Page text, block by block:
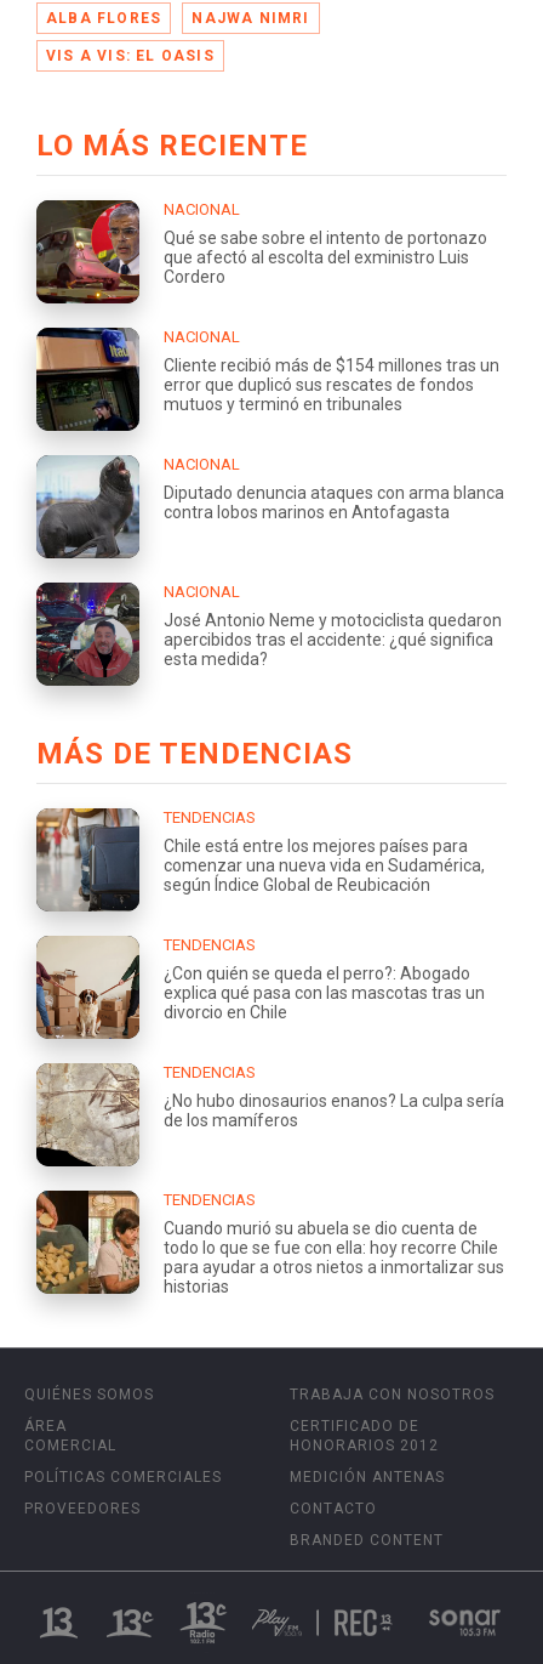
ALBA FLORES NAJWA NIMRI
VIS A VIS: EL OASIS
LO MÁS RECIENTE
NACIONAL
Qué se sabe sobre el intento de portonazo
que afectó al escolta del exministro Luis
Cordero
NACIONAL
Cliente recibió más de $154 millones tras un
error que duplicó sus rescates de fondos
mutuos y terminó en tribunales
NACIONAL
Diputado denuncia ataques con arma blanca
contra lobos marinos en Antofagasta
NACIONAL
José Antonio Neme y motociclista quedaron
apercibidos tras el accidente: ¿qué significa
esta medida?
MÁS DE TENDENCIAS
TENDENCIAS
Chile está entre los mejores países para
comenzar una nueva vida en Sudamérica,
según Índice Global de Reubicación
TENDENCIAS
¿Con quién se queda el perro?: Abogado
explica qué pasa con las mascotas tras un
divorcio en Chile
TENDENCIAS
¿No hubo dinosaurios enanos? La culpa sería
de los mamíferos
TENDENCIAS
Cuando murió su abuela se dio cuenta de
todo lo que se fue con ella: hoy recorre Chile
para ayudar a otros nietos a inmortalizar sus
historias
QUIÉNES SOMOS
ÁREA
COMERCIAL
POLÍTICAS COMERCIALES
PROVEEDORES
TRABAJA CON NOSOTROS
CERTIFICADO DE
HONORARIOS 2012
MEDICIÓN ANTENAS
CONTACTO
BRANDED CONTENT